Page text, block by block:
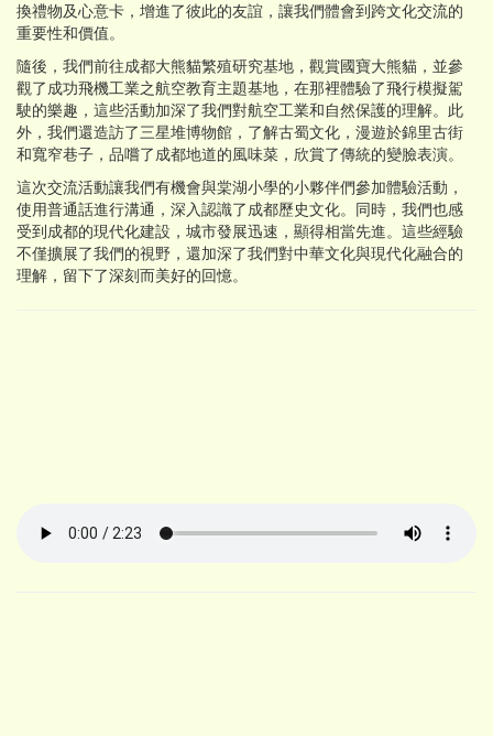
換禮物及心意卡，增進了彼此的友誼，讓我們體會到跨文化交流的
重要性和價值。
隨後，我們前往成都大熊貓繁殖研究基地，觀賞國寶大熊貓，並參
觀了成功飛機工業之航空教育主題基地，在那裡體驗了飛行模擬駕
駛的樂趣，這些活動加深了我們對航空工業和自然保護的理解。此
外，我們還造訪了三星堆博物館，了解古蜀文化，漫遊於錦里古街
和寬窄巷子，品嚐了成都地道的風味菜，欣賞了傳統的變臉表演。
這次交流活動讓我們有機會與棠湖小學的小夥伴們參加體驗活動，
使用普通話進行溝通，深入認識了成都歷史文化。同時，我們也感
受到成都的現代化建設，城市發展迅速，顯得相當先進。這些經驗
不僅擴展了我們的視野，還加深了我們對中華文化與現代化融合的
理解，留下了深刻而美好的回憶。